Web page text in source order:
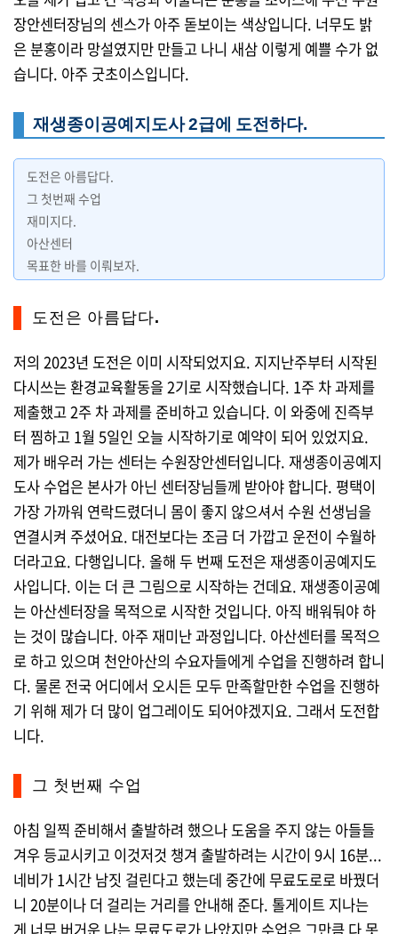
장안센터장님의 센스가 아주 돋보이는 색상입니다. 너무도 밝
은 분홍이라 망설였지만 만들고 나니 새삼 이렇게 예쁠 수가 없
습니다. 아주 굿초이스입니다.
재생종이공예지도사 2급에 도전하다.
도전은 아름답다.
그 첫번째 수업
재미지다.
아산센터
목표한 바를 이뤄보자.
도전은 아름답다.
저의 2023년 도전은 이미 시작되었지요. 지지난주부터 시작된
다시쓰는 환경교육활동을 2기로 시작했습니다. 1주 차 과제를
제출했고 2주 차 과제를 준비하고 있습니다. 이 와중에 진즉부
터 찜하고 1월 5일인 오늘 시작하기로 예약이 되어 있었지요.
제가 배우러 가는 센터는 수원장안센터입니다. 재생종이공예지
도사 수업은 본사가 아닌 센터장님들께 받아야 합니다. 평택이
가장 가까워 연락드렸더니 몸이 좋지 않으셔서 수원 선생님을
연결시켜 주셨어요. 대전보다는 조금 더 가깝고 운전이 수월하
더라고요. 다행입니다. 올해 두 번째 도전은 재생종이공예지도
사입니다. 이는 더 큰 그림으로 시작하는 건데요. 재생종이공예
는 아산센터장을 목적으로 시작한 것입니다. 아직 배워둬야 하
는 것이 많습니다. 아주 재미난 과정입니다. 아산센터를 목적으
로 하고 있으며 천안아산의 수요자들에게 수업을 진행하려 합니
다. 물론 전국 어디에서 오시든 모두 만족할만한 수업을 진행하
기 위해 제가 더 많이 업그레이도 되어야겠지요. 그래서 도전합
니다.
그 첫번째 수업
아침 일찍 준비해서 출발하려 했으나 도움을 주지 않는 아들들
겨우 등교시키고 이것저것 챙겨 출발하려는 시간이 9시 16분...
네비가 1시간 남짓 걸린다고 했는데 중간에 무료도로로 바꿨더
니 20분이나 더 걸리는 거리를 안내해 준다. 톨게이트 지나는
게 너무 버거운 나는 무료도로가 나았지만 수업은 그만큼 다 못